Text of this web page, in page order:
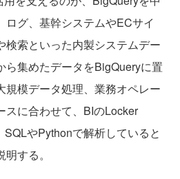
ログ、基幹システムやECサイ
検索といった内製システムデー
ら集めたデータをBigQueryに置
規模データ処理、業務オペレー
スに合わせて、BIのLocker
やPythonで解析していると
する。